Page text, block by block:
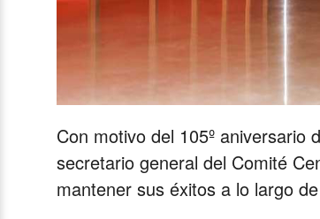
Con motivo del 105º aniversario
secretario general del Comité
mantener sus éxitos a lo largo